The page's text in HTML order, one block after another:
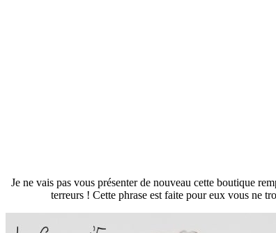
Je ne vais pas vous présenter de nouveau cette boutique
terreurs ! Cette phrase est faite pour eux vous ne